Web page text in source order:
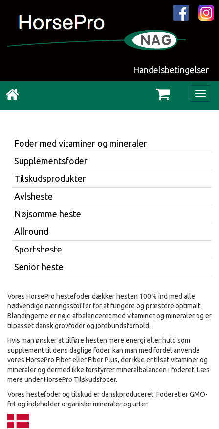
Handelsbetingelser
Foder med vitaminer og mineraler
Supplementsfoder
Tilskudsprodukter
Avlsheste
Nøjsomme heste
Allround
Sportsheste
Senior heste
Vores HorsePro hestefoder dækker hesten 100% ind med alle
nødvendige næringsstoffer for at fungere og præstere optimalt.
Blandingerne er nøje afbalanceret med vitaminer og mineraler og er
tilpasset dansk grovfoder og jordbundsforhold.
Hvis man ønsker at tilføre hesten mere energi eller huld som
supplement til dens daglige foder, kan man med fordel anvende
vores HorsePro Fiber eller Fiber Plus, der ikke er tilsat vitaminer og
mineraler og dermed ikke forstyrrer mineralbalancen i foderet. Læs
mere under HorsePro Tilskudsfoder.
Vores hestefoder og tilskud er danskproduceret. Foderet er GMO-
frit og indeholder organiske mineraler og urter.